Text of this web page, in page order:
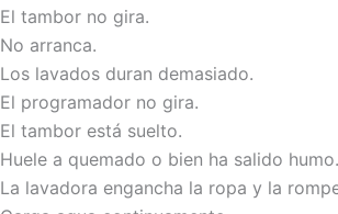
El tambor no gira.
No arranca.
Los lavados duran demasiado.
El programador no gira.
El tambor está suelto.
Huele a quemado o bien ha salido humo.
La lavadora engancha la ropa y la